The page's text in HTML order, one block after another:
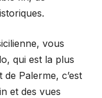
vous
qui est la plus
de Palerme, c’est
et des vues